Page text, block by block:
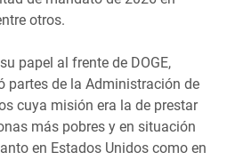
otros.
papel al frente de DOGE,
partes de la Administración de
cuya misión era la de prestar
más pobres y en situación
en Estados Unidos como en